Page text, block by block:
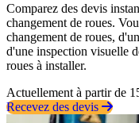
Comparez des devis
changement de roues.
changement de roues,
d'une inspection visuelle
roues à installer.
Actuellement à partir de
Recevez des devis